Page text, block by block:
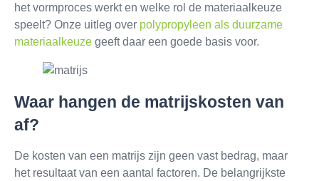
het vormproces werkt en welke rol de materiaalkeuze
speelt? Onze uitleg over polypropyleen als duurzame
materiaalkeuze geeft daar een goede basis voor.
Waar hangen de matrijskosten van
af?
De kosten van een matrijs zijn geen vast bedrag, maar
het resultaat van een aantal factoren. De belangrijkste